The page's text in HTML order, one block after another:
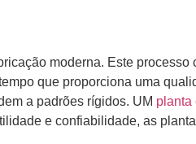
moderna. Este
que proporciona uma
a padrões rígidos. UM planta
e confiabilidade, as